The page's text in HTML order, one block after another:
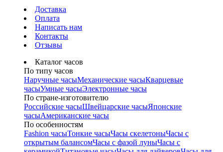
Доставка
Оплата
Написать нам
Контакты
Отзывы
Каталог часов
По типу часов
Наручные часыМеханические часыКварцевые
часыУмные часыЭлектронные часы
По стране-изготовителю
Российские часыШвейцарские часыЯпонские
часыАмериканские часы
По особенностям
Fashion часыТонкие часыЧасы скелетоныЧасы с
открытым балансомЧасы с фазой луныЧасы с